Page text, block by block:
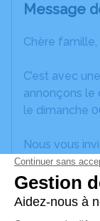
Message
Chère famille,
C’est avec
annonçons le
le dimanche
Nous vous
laisser vos
souvenirs,
à travers des
est un lieu